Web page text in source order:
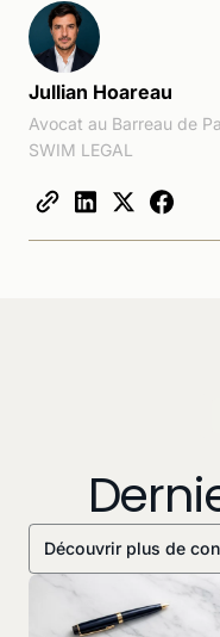
Jullian Hoareau
Avocat au Barreau de
SWIM LEGAL
Découvrir plus de